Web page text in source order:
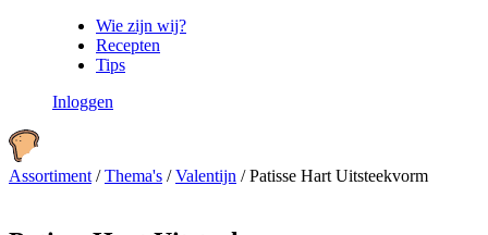
Wie zijn wij?
Recepten
Tips
Inloggen
Assortiment /Thema's /Valentijn /Patisse Hart Uitsteekvorm